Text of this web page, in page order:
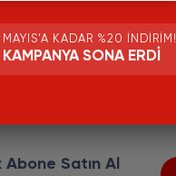
Satın Al
Abone Satın Al
MAYIS’A KADAR %20 İNDIRIM!
KAMPANYA SONA ERDI